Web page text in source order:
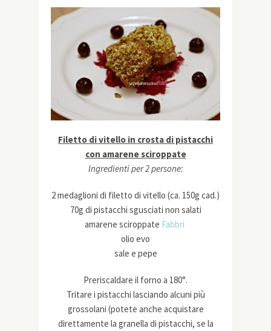
Filetto di vitello in crosta di pistacchi
con amarene sciroppate
Ingredienti per 2 persone:
2 medaglioni di filetto di vitello (ca. 150g cad.)
70g di pistacchi sgusciati non salati
amarene sciroppate Fabbri
olio evo
sale e pepe
Preriscaldare il forno a 180°.
Tritare i pistacchi lasciando alcuni più
grossolani (potete anche acquistare
direttamente la granella di pistacchi, se la